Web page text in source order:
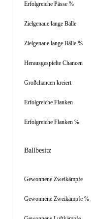
Erfolgreiche Pässe %
Zielgenaue lange Bälle
Zielgenaue lange Bälle %
Herausgespielte Chancen
Großchancen kreiert
Erfolgreiche Flanken
Erfolgreiche Flanken %
Ballbesitz
Gewonnene Zweikämpfe
Gewonnene Zweikämpfe %